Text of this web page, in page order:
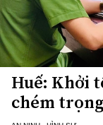
Huế: Khởi
chém